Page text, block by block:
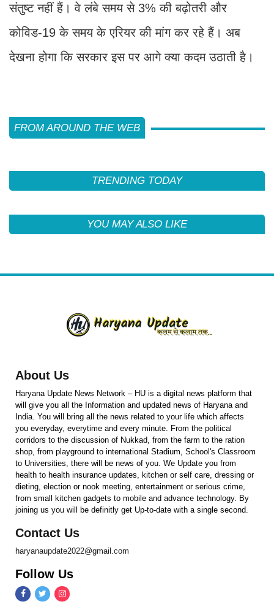
संतुष्ट नहीं हैं। वे लंबे समय से 3% की बढ़ोतरी और
कोविड-19 के समय के एरियर की मांग कर रहे हैं। अब
देखना होगा कि सरकार इस पर आगे क्या कदम उठाती है।
FROM AROUND THE WEB
TRENDING TODAY
YOU MAY ALSO LIKE
About Us
Haryana Update News Network – HU is a digital news platform that
will give you all the Information and updated news of Haryana and
India. You will bring all the news related to your life which affects
you everyday, everytime and every minute. From the political
corridors to the discussion of Nukkad, from the farm to the ration
shop, from playground to international Stadium, School's Classroom
to Universities, there will be news of you. We Update you from
health to health insurance updates, kitchen or self care, dressing or
dieting, election or nook meeting, entertainment or serious crime,
from small kitchen gadgets to mobile and advance technology. By
joining us you will be definitly get Up-to-date with a single second.
Contact Us
haryanaupdate2022@gmail.com
Follow Us